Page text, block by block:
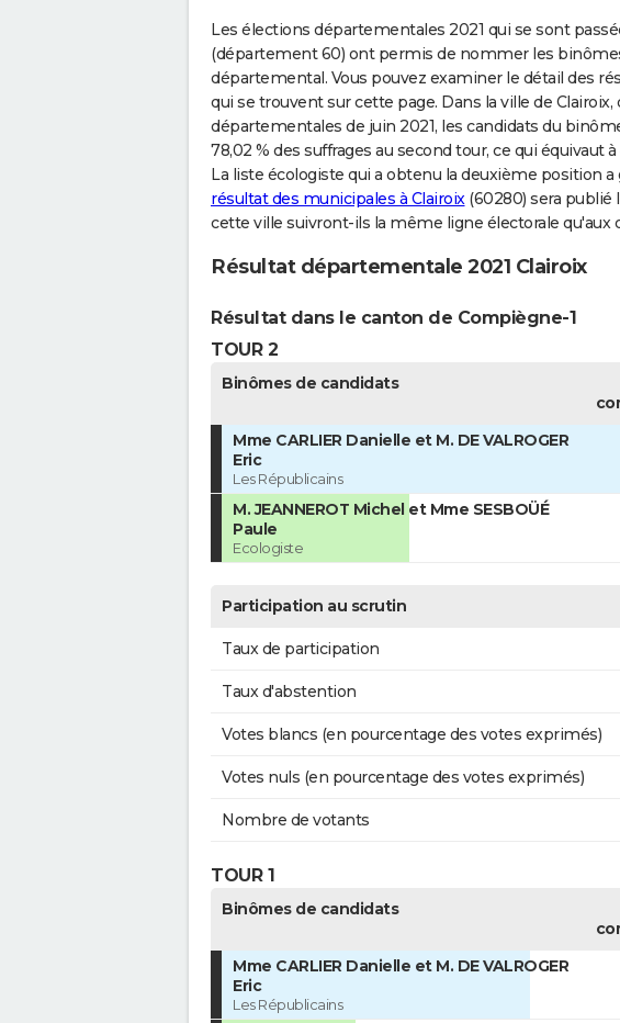
Les élections départementales 2021 qui se sont
(département 60) ont permis de nommer les
départemental. Vous pouvez examiner le détail des
qui se trouvent sur cette page. Dans la ville de
départementales de juin 2021, les candidats du
78,02 % des suffrages au second tour, ce qui équivaut
La liste écologiste qui a obtenu la deuxième position a
résultat des municipales à Clairoix(60280) sera publié
cette ville suivront-ils la même ligne électorale qu'aux
Résultat départementale 2021 Clairoix
Résultat dans le canton de Compiègne-1
TOUR 2
Binômes de candidats
Mme CARLIER Danielle et M. DE VALROGER
Eric
Les Républicains
M. JEANNEROT Michel et Mme SESBOÜÉ
Paule
Ecologiste
Participation au scrutin
Taux de participation
Taux d'abstention
Votes blancs (en pourcentage des votes exprimés)
Votes nuls (en pourcentage des votes exprimés)
Nombre de votants
TOUR 1
Binômes de candidats
Mme CARLIER Danielle et M. DE VALROGER
Eric
Les Républicains